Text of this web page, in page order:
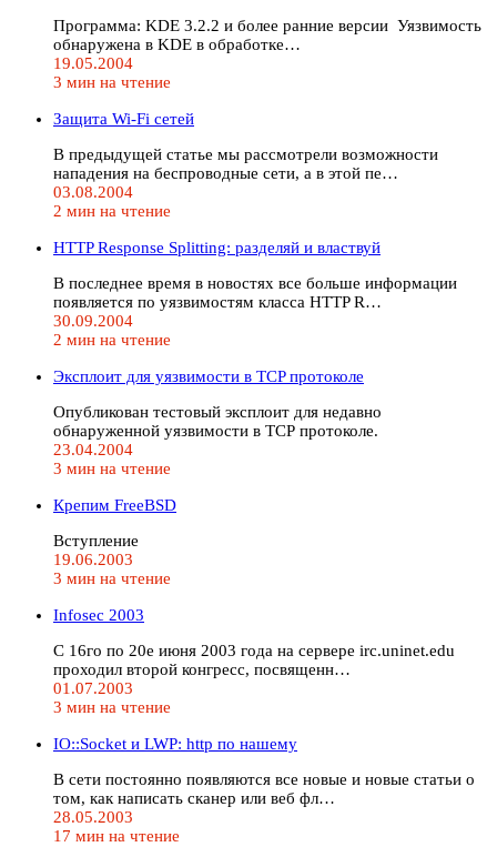
Программа: KDE 3.2.2 и более ранние версии Уязвимость
обнаружена в KDE в обработке…
19.05.2004
3 мин на чтение
Защита Wi-Fi сетей
В предыдущей статье мы рассмотрели возможности
нападения на беспроводные сети, а в этой пе…
03.08.2004
2 мин на чтение
HTTP Response Splitting: разделяй и властвуй
В последнее время в новостях все больше информации
появляется по уязвимостям класса HTTP R…
30.09.2004
2 мин на чтение
Эксплоит для уязвимости в TCP протоколе
Опубликован тестовый эксплоит для недавно
обнаруженной уязвимости в ТСР протоколе.
23.04.2004
3 мин на чтение
Крепим FreeBSD
Вступление
19.06.2003
3 мин на чтение
Infosec 2003
С 16го по 20е июня 2003 года на сервере irc.uninet.edu
проходил второй конгресс, посвященн…
01.07.2003
3 мин на чтение
IO::Socket и LWP: http по нашему
В сети постоянно появляются все новые и новые статьи о
том, как написать сканер или веб фл…
28.05.2003
17 мин на чтение